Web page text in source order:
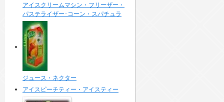
アイスクリームマシン・フリーザー・
パステライザー･コーン・スパチュラ
ジュース・ネクター
アイスピーチティー・アイスティー